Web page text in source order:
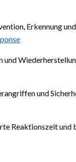
Erkennung
und
und
Reaktionszeit